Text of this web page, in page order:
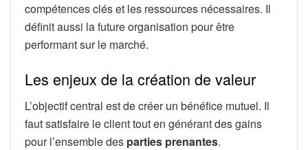
compétences clés et les ressources nécessaires. Il
définit aussi la future organisation pour être
performant sur le marché.
Les enjeux de la création de valeur
L’objectif central est de créer un bénéfice mutuel. Il
faut satisfaire le client tout en générant des gains
pour l’ensemble des parties prenantes.